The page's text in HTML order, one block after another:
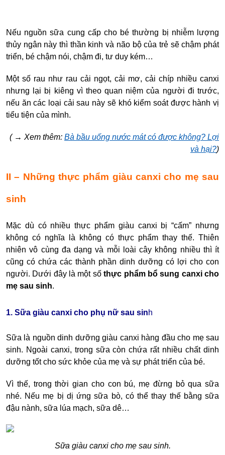
Nếu nguồn sữa cung cấp cho bé thường bị nhiễm lượng
thủy ngân này thì thần kinh và não bộ của trẻ sẽ chậm phát
triển, bé chậm nói, chậm đi, tư duy kém…
Một số rau như rau cải ngọt, cải mơ, cải chíp nhiều canxi
nhưng lại bị kiêng vì theo quan niệm của người đi trước,
nếu ăn các loại cải sau này sẽ khó kiểm soát được hành vị
tiểu tiện của mình.
( → Xem thêm: Bà bầu uống nước mát có được không? Lợi
và hại?)
II – Những thực phẩm giàu canxi cho mẹ sau
sinh
Mặc dù có nhiều thực phẩm giàu canxi bị “cấm” nhưng
không có nghĩa là không có thực phẩm thay thế. Thiên
nhiên vô cùng đa dạng và mỗi loài cây không nhiều thì ít
cũng có chứa các thành phần dinh dưỡng có lợi cho con
người. Dưới đây là một sốthực phẩm bổ sung canxi cho
mẹ sau sinh.
1. Sữa giàu canxi cho phụ nữ sau sinh
Sữa là nguồn dinh dưỡng giàu canxi hàng đầu cho mẹ sau
sinh. Ngoài canxi, trong sữa còn chứa rất nhiều chất dinh
dưỡng tốt cho sức khỏe của mẹ và sự phát triển của bé.
Vì thế, trong thời gian cho con bú, mẹ đừng bỏ qua sữa
nhé. Nếu mẹ bị dị ứng sữa bò, có thể thay thế bằng sữa
đậu nành, sữa lúa mạch, sữa dê…
Sữa giàu canxi cho mẹ sau sinh.